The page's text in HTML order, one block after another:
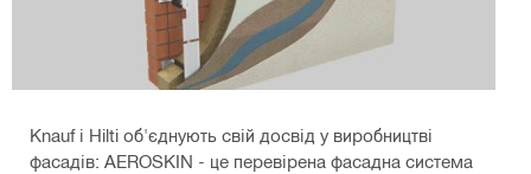
Knauf і Hilti об'єднують свій досвід у виробництві
фасадів: AEROSKIN - це перевірена фасадна система